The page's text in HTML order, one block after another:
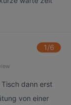
1/6
dann erst
von einer